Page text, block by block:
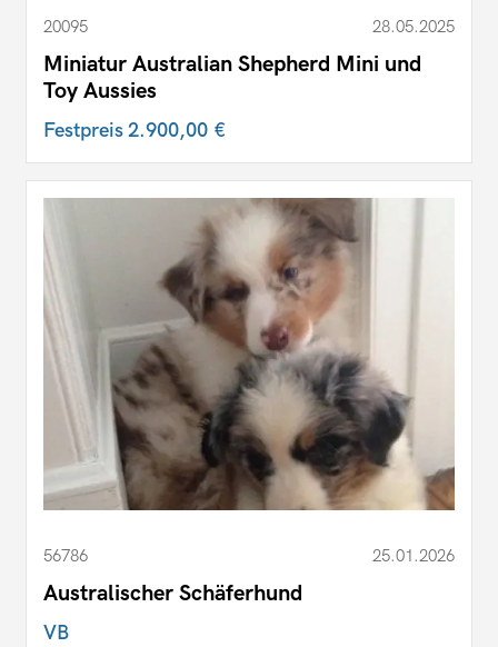
20095 28.05.2025
Miniatur Australian Shepherd Mini und
Toy Aussies
Festpreis2.900,00 €
56786 25.01.2026
Australischer Schäferhund
VB